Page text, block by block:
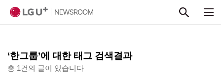
‘한그룹’에 대한 태그 검색결과
총 1건의 글이 있습니다